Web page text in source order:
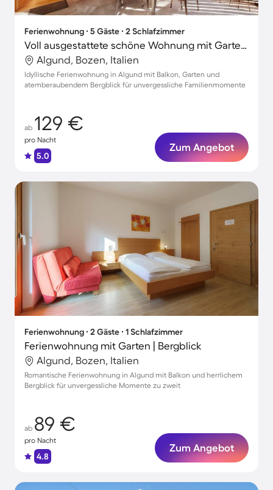
Ferienwohnung ∙ 5 Gäste ∙ 2 Schlafzimmer
Voll ausgestattete schöne Wohnung mit Garten, schnellem Internet und Terrasse | Stadtblick | Haustierfreundlich
Algund, Bozen, Italien
Idyllische Ferienwohnung in Algund mit Balkon, Garten und
atemberaubendem Bergblick für unvergessliche Familienmomente
ab 129 €
pro Nacht
5.0
Zum Angebot
Ferienwohnung ∙ 2 Gäste ∙ 1 Schlafzimmer
Ferienwohnung mit Garten | Bergblick
Algund, Bozen, Italien
Romantische Ferienwohnung in Algund mit Balkon und herrlichem
Bergblick für unvergessliche Momente zu zweit
ab 89 €
pro Nacht
4.8
Zum Angebot